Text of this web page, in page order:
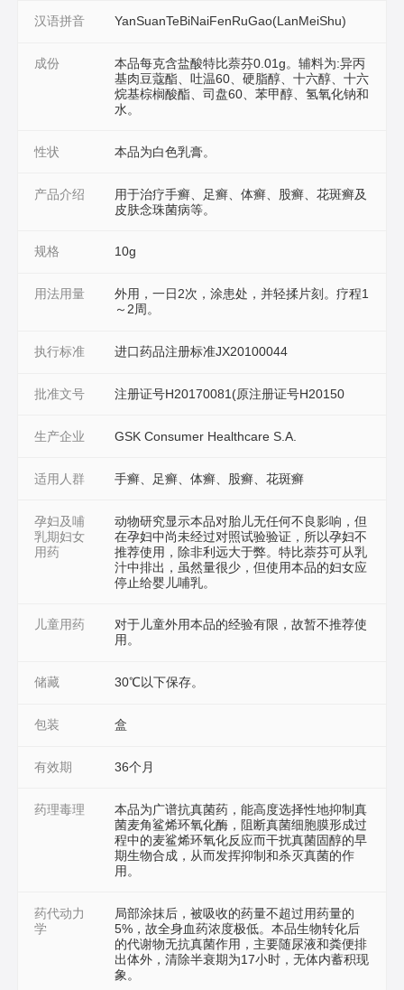
汉语拼音 YanSuanTeBiNaiFenRuGao(LanMeiShu)
成份
本品每克含盐酸特比萘芬0.01g。辅料为:异丙
基肉豆蔻酯、吐温60、硬脂醇、十六醇、十六
烷基棕榈酸酯、司盘60、苯甲醇、氢氧化钠和
水。
性状 本品为白色乳膏。
产品介绍
用于治疗手癣、足癣、体癣、股癣、花斑癣及
皮肤念珠菌病等。
规格 10g
用法用量
外用，一日2次，涂患处，并轻揉片刻。疗程1
～2周。
执行标准 进口药品注册标准JX20100044
批准文号 注册证号H20170081(原注册证号H20150
生产企业 GSK Consumer Healthcare S.A.
适用人群 手癣、足癣、体癣、股癣、花斑癣
孕妇及哺
乳期妇女
用药
动物研究显示本品对胎儿无任何不良影响，但
在孕妇中尚未经过对照试验验证，所以孕妇不
推荐使用，除非利远大于弊。特比萘芬可从乳
汁中排出，虽然量很少，但使用本品的妇女应
停止给婴儿哺乳。
儿童用药
对于儿童外用本品的经验有限，故暂不推荐使
用。
储藏 30℃以下保存。
包装 盒
有效期 36个月
药理毒理
本品为广谱抗真菌药，能高度选择性地抑制真
菌麦角鲨烯环氧化酶，阻断真菌细胞膜形成过
程中的麦鲨烯环氧化反应而干扰真菌固醇的早
期生物合成，从而发挥抑制和杀灭真菌的作
用。
药代动力
学
局部涂抹后，被吸收的药量不超过用药量的
5%，故全身血药浓度极低。本品生物转化后
的代谢物无抗真菌作用，主要随尿液和粪便排
出体外，清除半衰期为17小时，无体内蓄积现
象。